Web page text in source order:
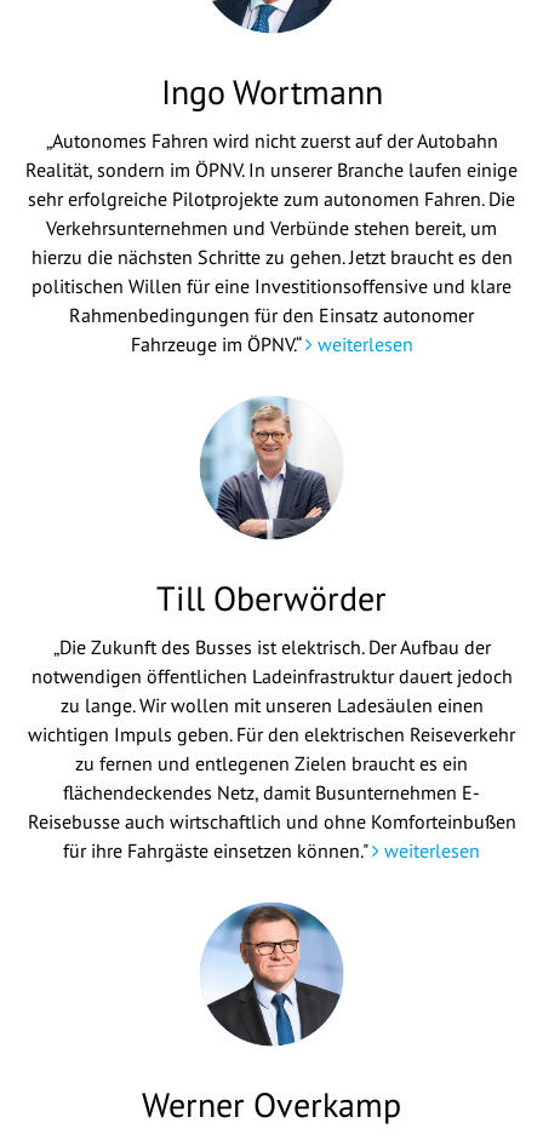
Ingo Wortmann
„Autonomes Fahren wird nicht zuerst auf der Autobahn
Realität, sondern im ÖPNV. In unserer Branche laufen einige
sehr erfolgreiche Pilotprojekte zum autonomen Fahren. Die
Verkehrsunternehmen und Verbünde stehen bereit, um
hierzu die nächsten Schritte zu gehen. Jetzt braucht es den
politischen Willen für eine Investitionsoffensive und klare
Rahmenbedingungen für den Einsatz autonomer
Fahrzeuge im ÖPNV.“ weiterlesen
Till Oberwörder
„Die Zukunft des Busses ist elektrisch. Der Aufbau der
notwendigen öffentlichen Ladeinfrastruktur dauert jedoch
zu lange. Wir wollen mit unseren Ladesäulen einen
wichtigen Impuls geben. Für den elektrischen Reiseverkehr
zu fernen und entlegenen Zielen braucht es ein
flächendeckendes Netz, damit Busunternehmen E-
Reisebusse auch wirtschaftlich und ohne Komforteinbußen
für ihre Fahrgäste einsetzen können."
weiterlesen
Werner Overkamp